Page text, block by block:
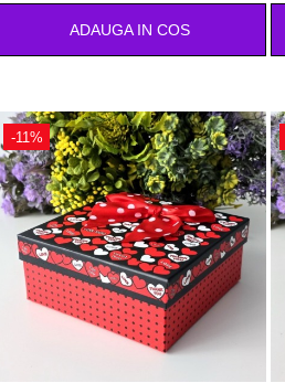
ADAUGA IN COS
-11%